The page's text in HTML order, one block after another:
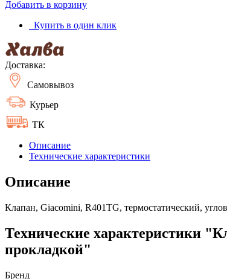
Добавить в корзину
Купить в один клик
Доставка:
Самовывоз
Курьер
ТК
Описание
Технические характеристики
Описание
Клапан, Giacomini, R401TG, термостатический,
Технические характеристики
прокладкой"
Бренд